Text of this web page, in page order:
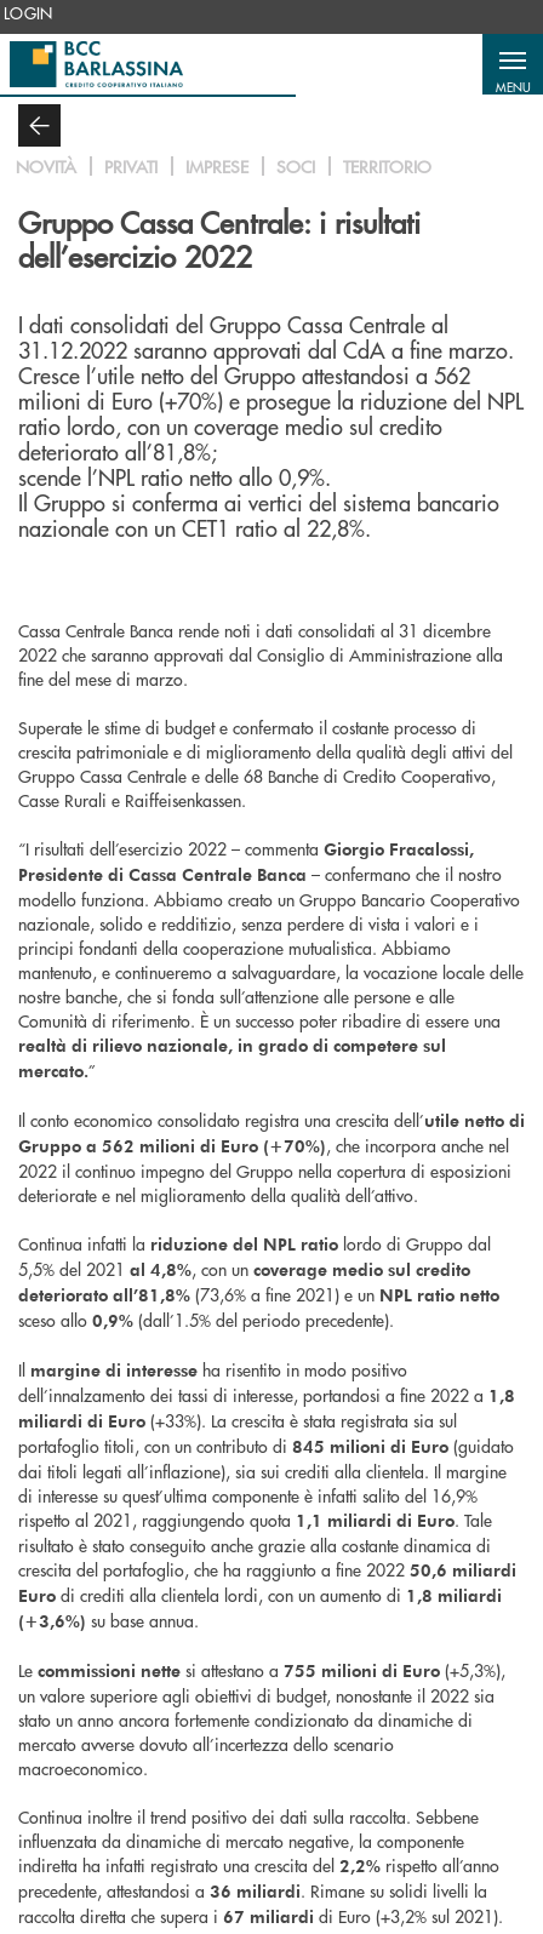
Salta al contenuto principale
LOGIN
MENU
NOVITÀ PRIVATI IMPRESE SOCI TERRITORIO
Gruppo Cassa Centrale: i risultati
dell’esercizio 2022
I dati consolidati del Gruppo Cassa Centrale al
31.12.2022 saranno approvati dal CdA a fine marzo.
Cresce l’utile netto del Gruppo attestandosi a 562
milioni di Euro (+70%) e prosegue la riduzione del NPL
ratio lordo, con un coverage medio sul credito
deteriorato all’81,8%;
scende l’NPL ratio netto allo 0,9%.
Il Gruppo si conferma ai vertici del sistema bancario
nazionale con un CET1 ratio al 22,8%.
Cassa Centrale Banca rende noti i dati consolidati al 31 dicembre
2022 che saranno approvati dal Consiglio di Amministrazione alla
fine del mese di marzo.
Superate le stime di budget e confermato il costante processo di
crescita patrimoniale e di miglioramento della qualità degli attivi del
Gruppo Cassa Centrale e delle 68 Banche di Credito Cooperativo,
Casse Rurali e Raiffeisenkassen.
“I risultati dell’esercizio 2022 – commenta Giorgio Fracalossi,
Presidente di Cassa Centrale Banca – confermano che il nostro
modello funziona. Abbiamo creato un Gruppo Bancario Cooperativo
nazionale, solido e redditizio, senza perdere di vista i valori e i
principi fondanti della cooperazione mutualistica. Abbiamo
mantenuto, e continueremo a salvaguardare, la vocazione locale delle
nostre banche, che si fonda sull’attenzione alle persone e alle
Comunità di riferimento. È un successo poter ribadire di essere una
realtà di rilievo nazionale, in grado di competere sul
mercato.”
Il conto economico consolidato registra una crescita dell’utile netto di
Gruppo a 562 milioni di Euro (+70%), che incorpora anche nel
2022 il continuo impegno del Gruppo nella copertura di esposizioni
deteriorate e nel miglioramento della qualità dell’attivo.
Continua infatti la riduzione del NPL ratio lordo di Gruppo dal
5,5% del 2021 al 4,8%, con un coverage medio sul credito
deteriorato all’81,8% (73,6% a fine 2021) e un NPL ratio netto
sceso allo 0,9% (dall’1.5% del periodo precedente).
Il margine di interesse ha risentito in modo positivo
dell’innalzamento dei tassi di interesse, portandosi a fine 2022 a 1,8
miliardi di Euro (+33%). La crescita è stata registrata sia sul
portafoglio titoli, con un contributo di 845 milioni di Euro (guidato
dai titoli legati all’inflazione), sia sui crediti alla clientela. Il margine
di interesse su quest’ultima componente è infatti salito del 16,9%
rispetto al 2021, raggiungendo quota 1,1 miliardi di Euro. Tale
risultato è stato conseguito anche grazie alla costante dinamica di
crescita del portafoglio, che ha raggiunto a fine 2022 50,6 miliardi
Euro di crediti alla clientela lordi, con un aumento di 1,8 miliardi
(+3,6%) su base annua.
Le commissioni nette si attestano a 755 milioni di Euro (+5,3%),
un valore superiore agli obiettivi di budget, nonostante il 2022 sia
stato un anno ancora fortemente condizionato da dinamiche di
mercato avverse dovuto all’incertezza dello scenario
macroeconomico.
Continua inoltre il trend positivo dei dati sulla raccolta. Sebbene
influenzata da dinamiche di mercato negative, la componente
indiretta ha infatti registrato una crescita del 2,2% rispetto all’anno
precedente, attestandosi a 36 miliardi. Rimane su solidi livelli la
raccolta diretta che supera i 67 miliardi di Euro (+3,2% sul 2021).